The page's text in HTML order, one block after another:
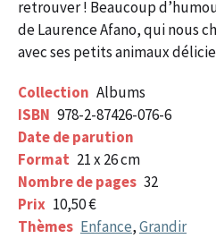
retrouver ! Beaucoup
de Laurence Afano, qui nous
avec ses petits animaux
Collection Albums
ISBN 978-2-87426-076-6
Date de parution
Format 21 x 26 cm
Nombre de pages 32
Prix 10,50 €
Thèmes Enfance,Grandir